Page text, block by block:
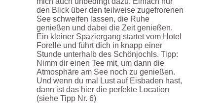
den Blick über den teilweise zugefrorenen
See schweifen lassen, die Ruhe
genießen und dabei die Zeit genießen.
Ein kleiner Spaziergang startet vom Hotel
Forelle und führt dich in knapp einer
Stunde unterhalb des Schönjochls. Tipp:
Nimm dir einen Tee mit, um dann die
Atmosphäre am See noch zu genießen.
Und wenn du mal Lust auf Eisbaden hast,
dann ist das hier die perfekte Location
(siehe Tipp Nr. 6)